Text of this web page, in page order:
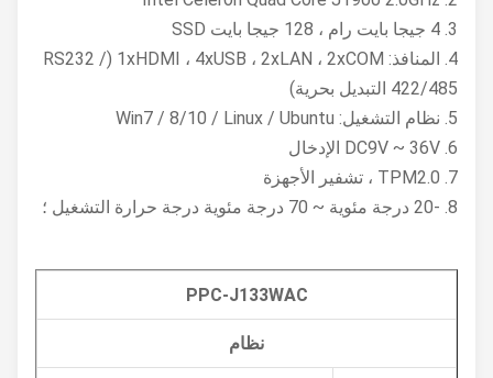
4. المنافذ: 1xHDMI ، 4xUSB ، 2xLAN ، 2xCOM (RS232 /
422/485 التبديل بحرية)
PPC-J133WAC